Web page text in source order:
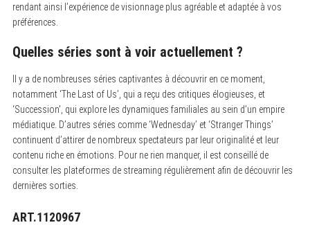
rendant ainsi l’expérience de visionnage plus agréable et adaptée à vos
préférences.
Quelles séries sont à voir actuellement ?
Il y a de nombreuses séries captivantes à découvrir en ce moment,
notamment ‘The Last of Us’, qui a reçu des critiques élogieuses, et
‘Succession’, qui explore les dynamiques familiales au sein d’un empire
médiatique. D’autres séries comme ‘Wednesday’ et ‘Stranger Things’
continuent d’attirer de nombreux spectateurs par leur originalité et leur
contenu riche en émotions. Pour ne rien manquer, il est conseillé de
consulter les plateformes de streaming régulièrement afin de découvrir les
dernières sorties.
ART.1120967